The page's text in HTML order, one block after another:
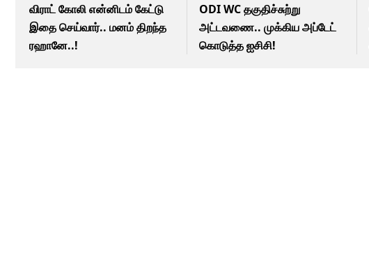
விராட் கோலி என்னிடம் கேட்டு
இதை செய்வார்.. மனம் திறந்த
ரஹானே..!
ODI WC தகுதிச்சுற்று
அட்டவணை.. முக்கிய அப்டேட்
கொடுத்த ஐசிசி!